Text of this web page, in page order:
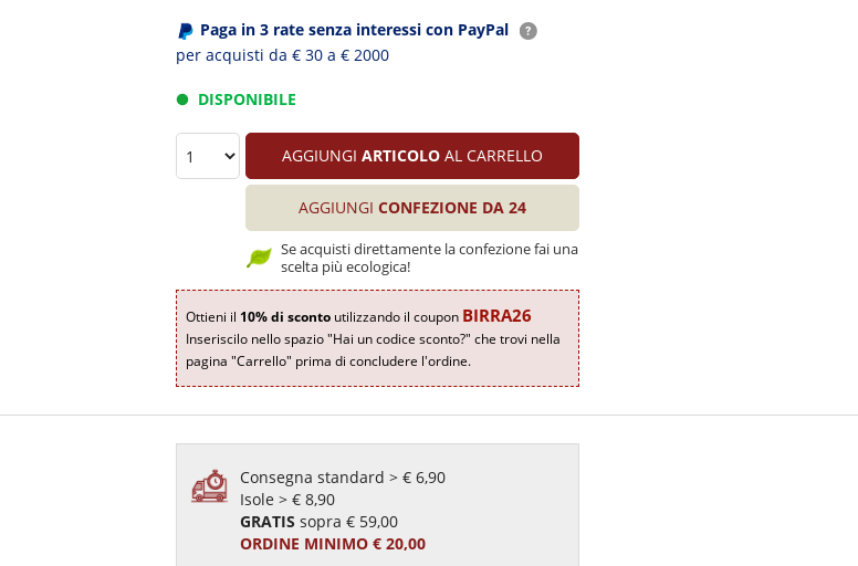
Paga in 3 rate senza interessi con PayPal
per acquisti da € 30 a € 2000
DISPONIBILE
AGGIUNGIARTICOLO AL CARRELLO
AGGIUNGICONFEZIONE DA 24
Se acquisti direttamente la confezione fai una
scelta più ecologica!
Ottieni il 10% di sconto utilizzando il coupon BIRRA26
Inseriscilo nello spazio "Hai un codice sconto?" che trovi nella
pagina "Carrello" prima di concludere l'ordine.
Consegna standard > € 6,90
Isole > € 8,90
GRATIS sopra € 59,00
ORDINE MINIMO € 20,00